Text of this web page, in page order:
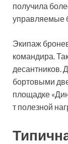
получила
управляемые
Экипаж
командира.
десантников.
бортовыми
площадке
т полезной